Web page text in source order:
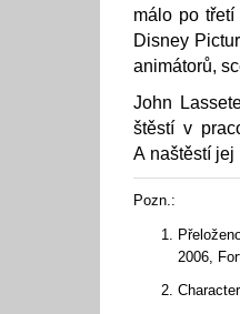
málo po
Disney
animátorů,
John
štěstí v
A naštěstí
Pozn.:
2006,